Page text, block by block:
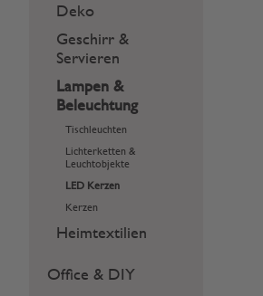
Deko
Geschirr &
Servieren
Lampen &
Beleuchtung
Tischleuchten
Lichterketten &
Leuchtobjekte
LED Kerzen
Kerzen
Heimtextilien
Office & DIY